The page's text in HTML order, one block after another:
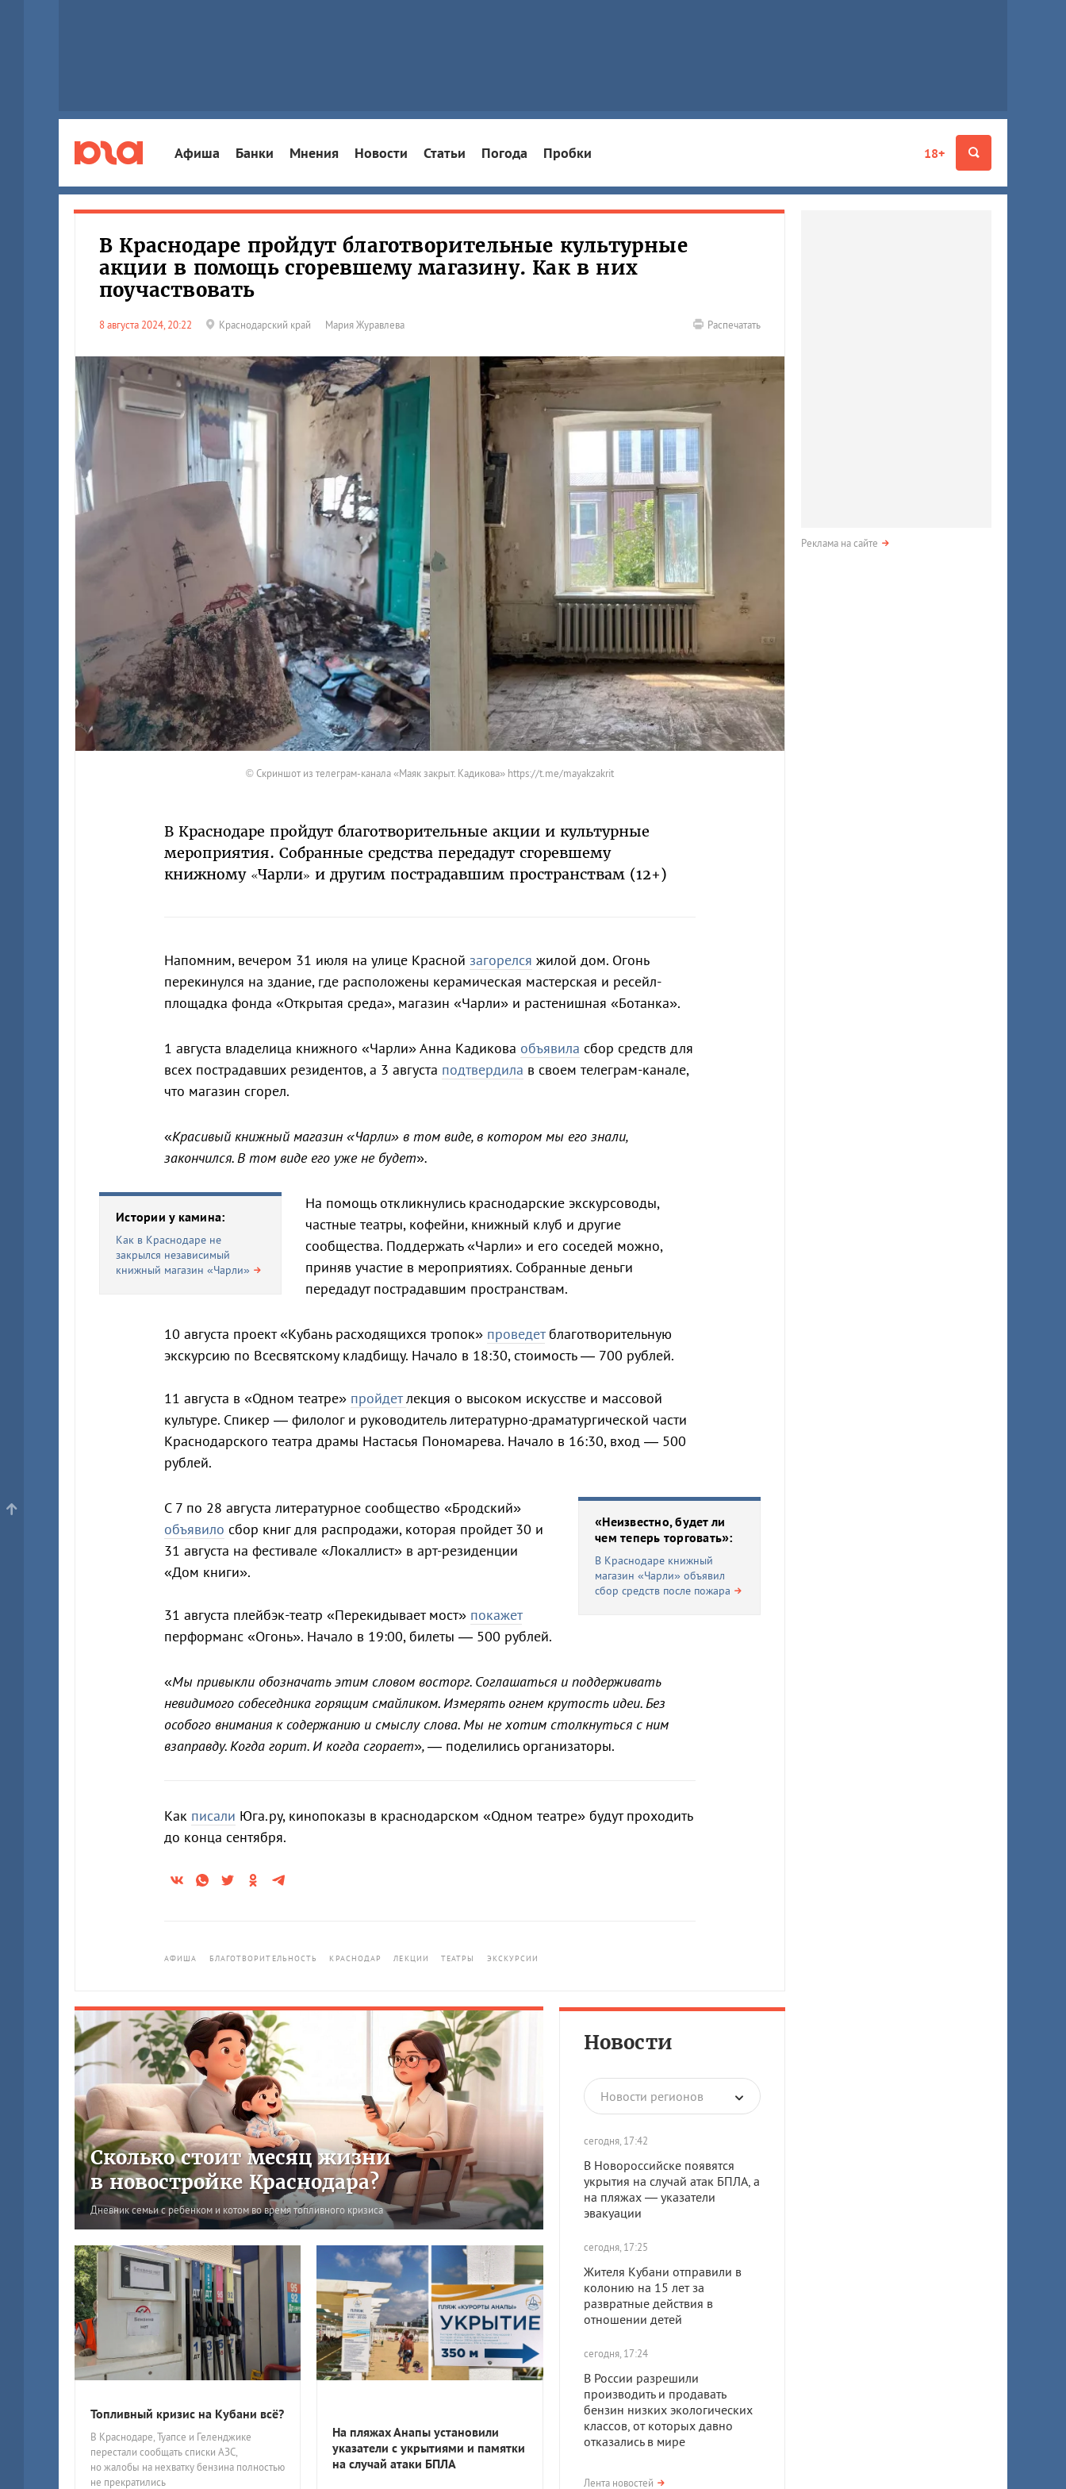
18+
Афиша Банки Мнения Новости Статьи Погода Пробки
В Краснодаре пройдут благотворительные культурные
акции в помощь сгоревшему магазину. Как в них
поучаствовать
8 августа 2024, 20:22 Краснодарский край Мария Журавлева Распечатать
© Скриншот из телеграм-канала «Маяк закрыт. Кадикова» https://t.me/mayakzakrit
В Краснодаре пройдут благотворительные акции и культурные
мероприятия. Собранные средства передадут сгоревшему
книжному «Чарли» и другим пострадавшим пространствам (12+)
Напомним, вечером 31 июля на улице Красной загорелся жилой дом. Огонь
перекинулся на здание, где расположены керамическая мастерская и ресейл-
площадка фонда «Открытая среда», магазин «Чарли» и растенишная «Ботанка».
1 августа владелица книжного «Чарли» Анна Кадикова объявила сбор средств для
всех пострадавших резидентов, а 3 августа подтвердила в своем телеграм-канале,
что магазин сгорел.
«Красивый книжный магазин «Чарли» в том виде, в котором мы его знали,
закончился. В том виде его уже не будет».
Истории у камина:
Как в Краснодаре не
закрылся независимый
книжный магазин «Чарли»
На помощь откликнулись краснодарские экскурсоводы,
частные театры, кофейни, книжный клуб и другие
сообщества. Поддержать «Чарли» и его соседей можно,
приняв участие в мероприятиях. Собранные деньги
передадут пострадавшим пространствам.
10 августа проект «Кубань расходящихся тропок» проведетблаготворительную
экскурсию по Всесвятскому кладбищу. Начало в 18:30, стоимость — 700 рублей.
11 августа в «Одном театре» пройдетлекция о высоком искусстве и массовой
культуре. Спикер — филолог и руководитель литературно-драматургической части
Краснодарского театра драмы Настасья Пономарева. Начало в 16:30, вход — 500
рублей.
«Неизвестно, будет ли
чем теперь торговать»:
В Краснодаре книжный
магазин «Чарли» объявил
сбор средств после пожара
С 7 по 28 августа литературное сообщество «Бродский»
объявило сбор книг для распродажи, которая пройдет 30 и
31 августа на фестивале «Локаллист» в арт-резиденции
«Дом книги».
31 августа плейбэк-театр «Перекидывает мост» покажет
перформанс «Огонь». Начало в 19:00, билеты — 500 рублей.
«Мы привыкли обозначать этим словом восторг. Соглашаться и поддерживать
невидимого собеседника горящим смайликом. Измерять огнем крутость идеи. Без
особого внимания к содержанию и смыслу слова. Мы не хотим столкнуться с ним
взаправду. Когда горит. И когда сгорает», — поделились организаторы.
Как писали Юга.ру, кинопоказы в краснодарском «Одном театре» будут проходить
до конца сентября.
АФИША БЛАГОТВОРИТЕЛЬНОСТЬ КРАСНОДАР ЛЕКЦИИ ТЕАТРЫ ЭКСКУРСИИ
Новости
Новости регионов
сегодня, 17:42
В Новороссийске появятся
укрытия на случай атак БПЛА, а
на пляжах — указатели
эвакуации
сегодня, 17:25
Жителя Кубани отправили в
колонию на 15 лет за
развратные действия в
отношении детей
сегодня, 17:24
В России разрешили
производить и продавать
бензин низких экологических
классов, от которых давно
отказались в мире
сегодня, 17:23
Лента новостей
Сколько стоит месяц жизни
в новостройке Краснодара?
Дневник семьи с ребенком и котом во время топливного кризиса
Топливный кризис на Кубани всё?
В Краснодаре, Туапсе и Геленджике
перестали сообщать списки АЗС,
но жалобы на нехватку бензина полностью
не прекратились
На пляжах Анапы установили
указатели с укрытиями и памятки
на случай атаки БПЛА
Реклама на сайте